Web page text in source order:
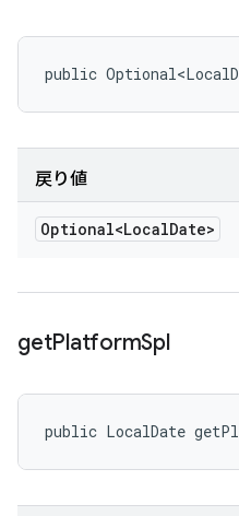
public
戻り値
Optional<LocalDate>
getPlatformSpl
public LocalDate